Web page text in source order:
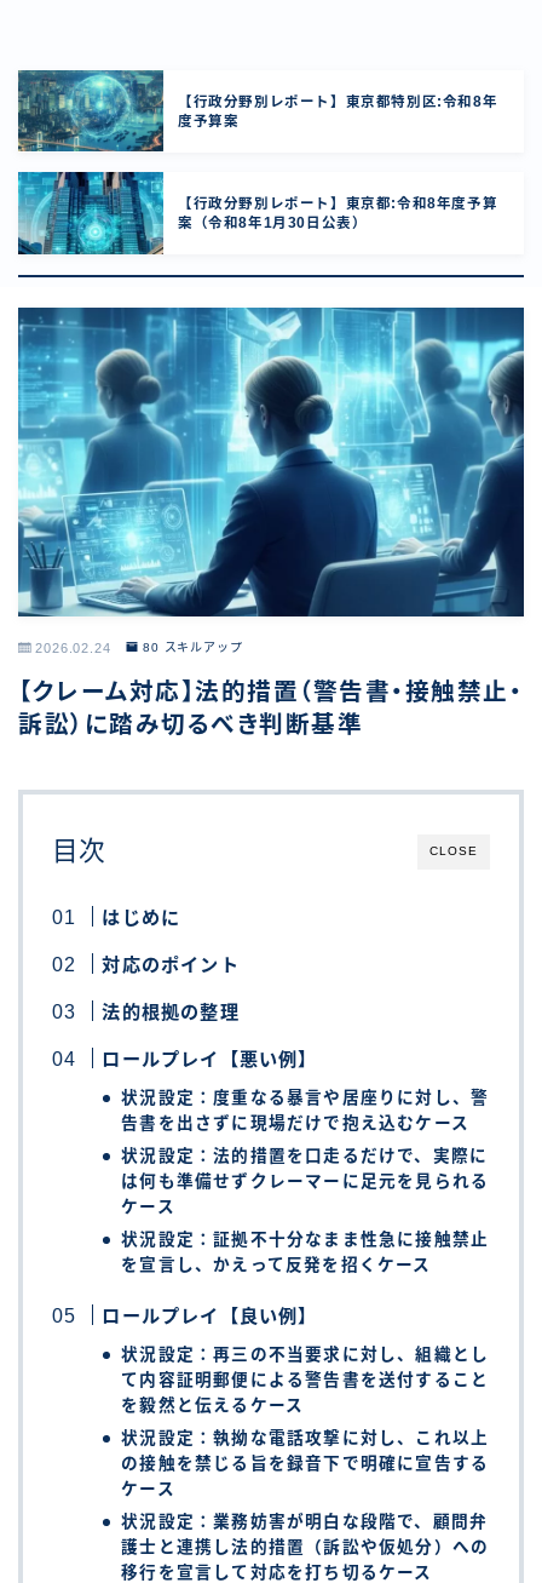
【行政分野別レポート】東京都特別区:令和8年
度予算案
【行政分野別レポート】東京都:令和8年度予算
案（令和8年1月30日公表）
2026.02.24 80 スキルアップ
【クレーム対応】法的措置（警告書・接触禁止・
訴訟）に踏み切るべき判断基準
CLOSE
目次
はじめに
対応のポイント
法的根拠の整理
ロールプレイ【悪い例】
状況設定：度重なる暴言や居座りに対し、警
告書を出さずに現場だけで抱え込むケース
状況設定：法的措置を口走るだけで、実際に
は何も準備せずクレーマーに足元を見られる
ケース
状況設定：証拠不十分なまま性急に接触禁止
を宣言し、かえって反発を招くケース
ロールプレイ【良い例】
状況設定：再三の不当要求に対し、組織とし
て内容証明郵便による警告書を送付すること
を毅然と伝えるケース
状況設定：執拗な電話攻撃に対し、これ以上
の接触を禁じる旨を録音下で明確に宣告する
ケース
状況設定：業務妨害が明白な段階で、顧問弁
護士と連携し法的措置（訴訟や仮処分）への
移行を宣言して対応を打ち切るケース